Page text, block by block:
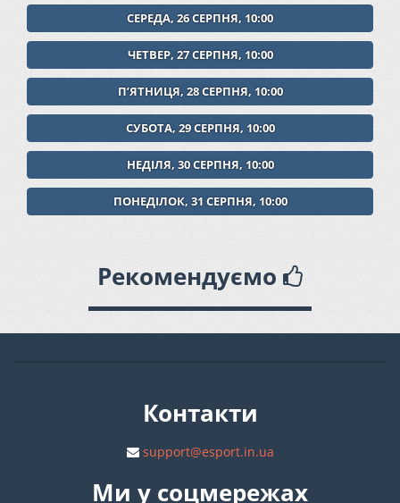
СЕРЕДА, 26 СЕРПНЯ, 10:00
ЧЕТВЕР, 27 СЕРПНЯ, 10:00
ПʼЯТНИЦЯ, 28 СЕРПНЯ, 10:00
СУБОТА, 29 СЕРПНЯ, 10:00
НЕДІЛЯ, 30 СЕРПНЯ, 10:00
ПОНЕДІЛОК, 31 СЕРПНЯ, 10:00
Рекомендуємо
Контакти
support@esport.in.ua
Ми у соцмережах